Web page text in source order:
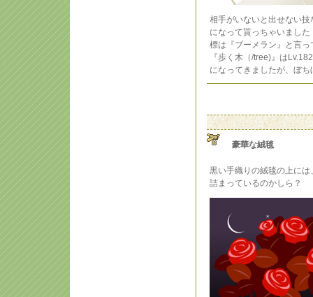
相手がいないと出せない
になって貰っちゃいました
標は『ブーメラン』と言
『歩く木（/tree)』は
になってきましたが、ぼ
豪華な絨毯
黒い手織りの絨毯の上に
詰まっているのかしら？